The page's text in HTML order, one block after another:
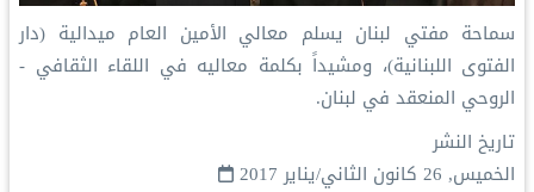
سماحة مفتي لبنان يسلم معالي الأمين العام ميدالية (دار
الفتوى اللبنانية)، ومشيداً بكلمة معاليه في اللقاء الثقافي -
الروحي المنعقد في لبنان.
تاريخ النشر
الخميس, 26 كانون الثاني/يناير 2017